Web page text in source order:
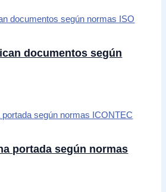
documentos según
portada según normas